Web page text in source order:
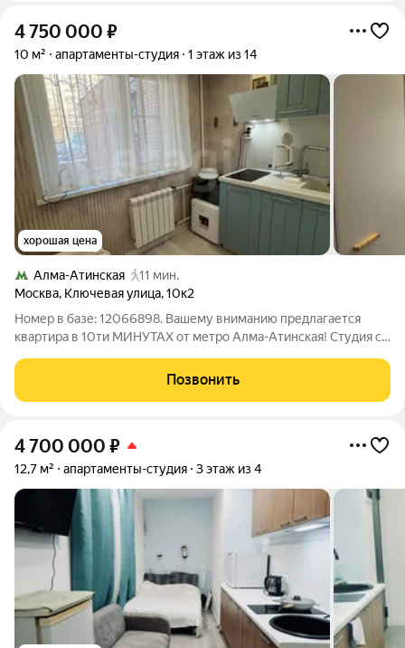
4 750 000 ₽
10 м² апартаменты-студия 1 этаж из 14
хорошая цена
Алма-Атинская
11 мин.
Москва, Ключевая улица,10к2
Номер в базе: 12066898. Вашему вниманию предлагается
квартира в 10ти МИНУТАХ от метро Алма-Атинская! Студия со
проживанию. Отдельный кадастровый номер! Без арестов и
долгов! 1 собственник!
Позвонить
4 700 000 ₽
12,7 м² апартаменты-студия 3 этаж из 4